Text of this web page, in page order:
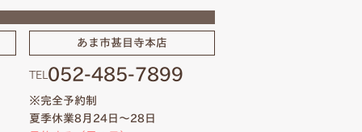
あま市甚目寺本店
TEL 052-485-7899
※完全予約制
夏季休業8月24日～28日